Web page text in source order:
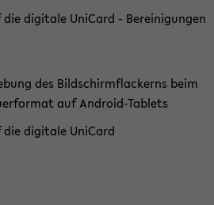
di­gi­ta­le Uni­Card - Be­rei­ni­gun­gen
des Bild­schirm­fla­ckerns beim
auf Android-​Tablets
di­gi­ta­le Uni­Card